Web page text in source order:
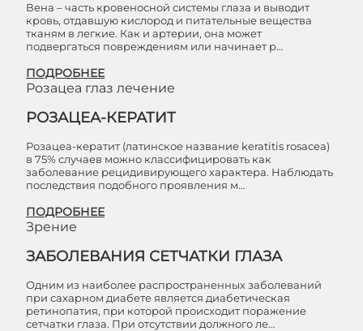
Вена – часть кровеносной системы глаза и выводит
кровь, отдавшую кислород и питательные вещества
тканям в легкие. Как и артерии, она может
подвергаться повреждениям или начинает р…
ПОДРОБНЕЕ
Розацеа глаз лечение
РОЗАЦЕА-КЕРАТИТ
Розацеа-кератит (латинское название keratitis rosaсеа)
в 75% случаев можно классифицировать как
заболевание рецидивирующего характера. Наблюдать
последствия подобного проявления м…
ПОДРОБНЕЕ
Зрение
ЗАБОЛЕВАНИЯ СЕТЧАТКИ ГЛАЗА
Одним из наиболее распространенных заболеваний
при сахарном диабете является диабетическая
ретинопатия, при которой происходит поражение
сетчатки глаза. При отсутствии должного ле…